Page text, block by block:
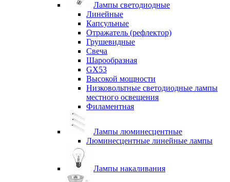
Лампы светодиодные
Линейные
Капсульные
Отражатель (рефлектор)
Грушевидные
Свеча
Шарообразная
GX53
Высокой мощности
Низковольтные светодиодные лампы
местного освещения
Филаментная
Лампы люминесцентные
Люминесцентные линейные лампы
Лампы накаливания